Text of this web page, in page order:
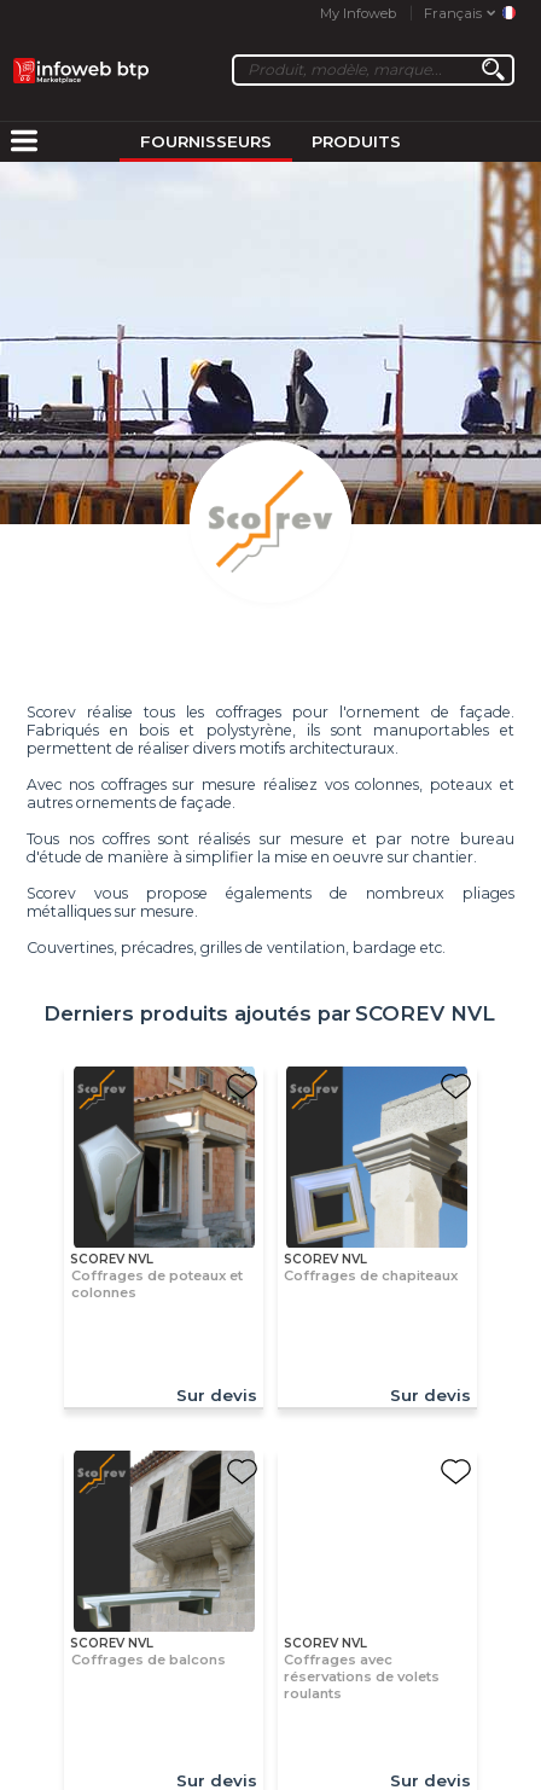
My Infoweb Français
FOURNISSEURS PRODUITS
Scorev réalise tous les coffrages pour l'ornement de façade.
Fabriqués en bois et polystyrène, ils sont manuportables et
permettent de réaliser divers motifs architecturaux.
Avec nos coffrages sur mesure réalisez vos colonnes, poteaux et
autres ornements de façade.
Tous nos coffres sont réalisés sur mesure et par notre bureau
d'étude de manière à simplifier la mise en oeuvre sur chantier.
Scorev vous propose égalements de nombreux pliages
métalliques sur mesure.
Couvertines, précadres, grilles de ventilation, bardage etc.
Derniers produits ajoutés par SCOREV NVL
SCOREV NVL
Coffrages de poteaux et
colonnes
Sur devis
SCOREV NVL
Coffrages de chapiteaux
Sur devis
SCOREV NVL
Coffrages de balcons
Sur devis
SCOREV NVL
Coffrages avec
réservations de volets
roulants
Sur devis